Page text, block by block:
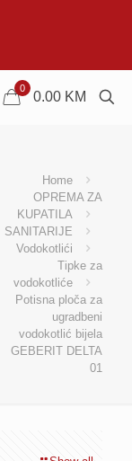
0
0.00 KM
Home
OPREMA ZA
KUPATILA
SANITARIJE
Vodokotlići
Tipke za
vodokotliće
Potisna ploča za
ugradbeni
vodokotlić bijela
GEBERIT DELTA
01